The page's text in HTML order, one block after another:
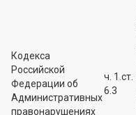
Кодекса
Российской
Федерации об
Административных
правонарушениях
ч. 1.ст.
6.3